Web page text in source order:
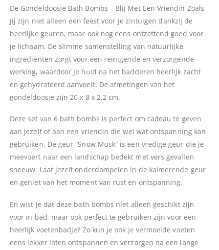
De Gondeldoosje Bath Bombs – Blij Met Een Vriendin Zoals
Jij zijn niet alleen een feest voor je zintuigen dankzij de
heerlijke geuren, maar ook nog eens ontzettend goed voor
je lichaam. De slimme samenstelling van natuurlijke
ingrediënten zorgt voor een reinigende en verzorgende
werking, waardoor je huid na het badderen heerlijk zacht
en gehydrateerd aanvoelt. De afmetingen van het
gondeldoosje zijn 20 x 8 x 2,2 cm.
Deze set van 6 bath bombs is perfect om cadeau te geven
aan jezelf of aan een vriendin die wel wat ontspanning kan
gebruiken. De geur “Snow Musk” is een vredige geur die je
meevoert naar een landschap bedekt met vers gevallen
sneeuw. Laat jezelf onderdompelen in de kalmerende geur
en geniet van het moment van rust en ontspanning.
En wist je dat deze bath bombs niet alleen geschikt zijn
voor in bad, maar ook perfect te gebruiken zijn voor een
heerlijk voetenbadje? Zo kun je ook je vermoeide voeten
eens lekker laten ontspannen en verzorgen na een lange